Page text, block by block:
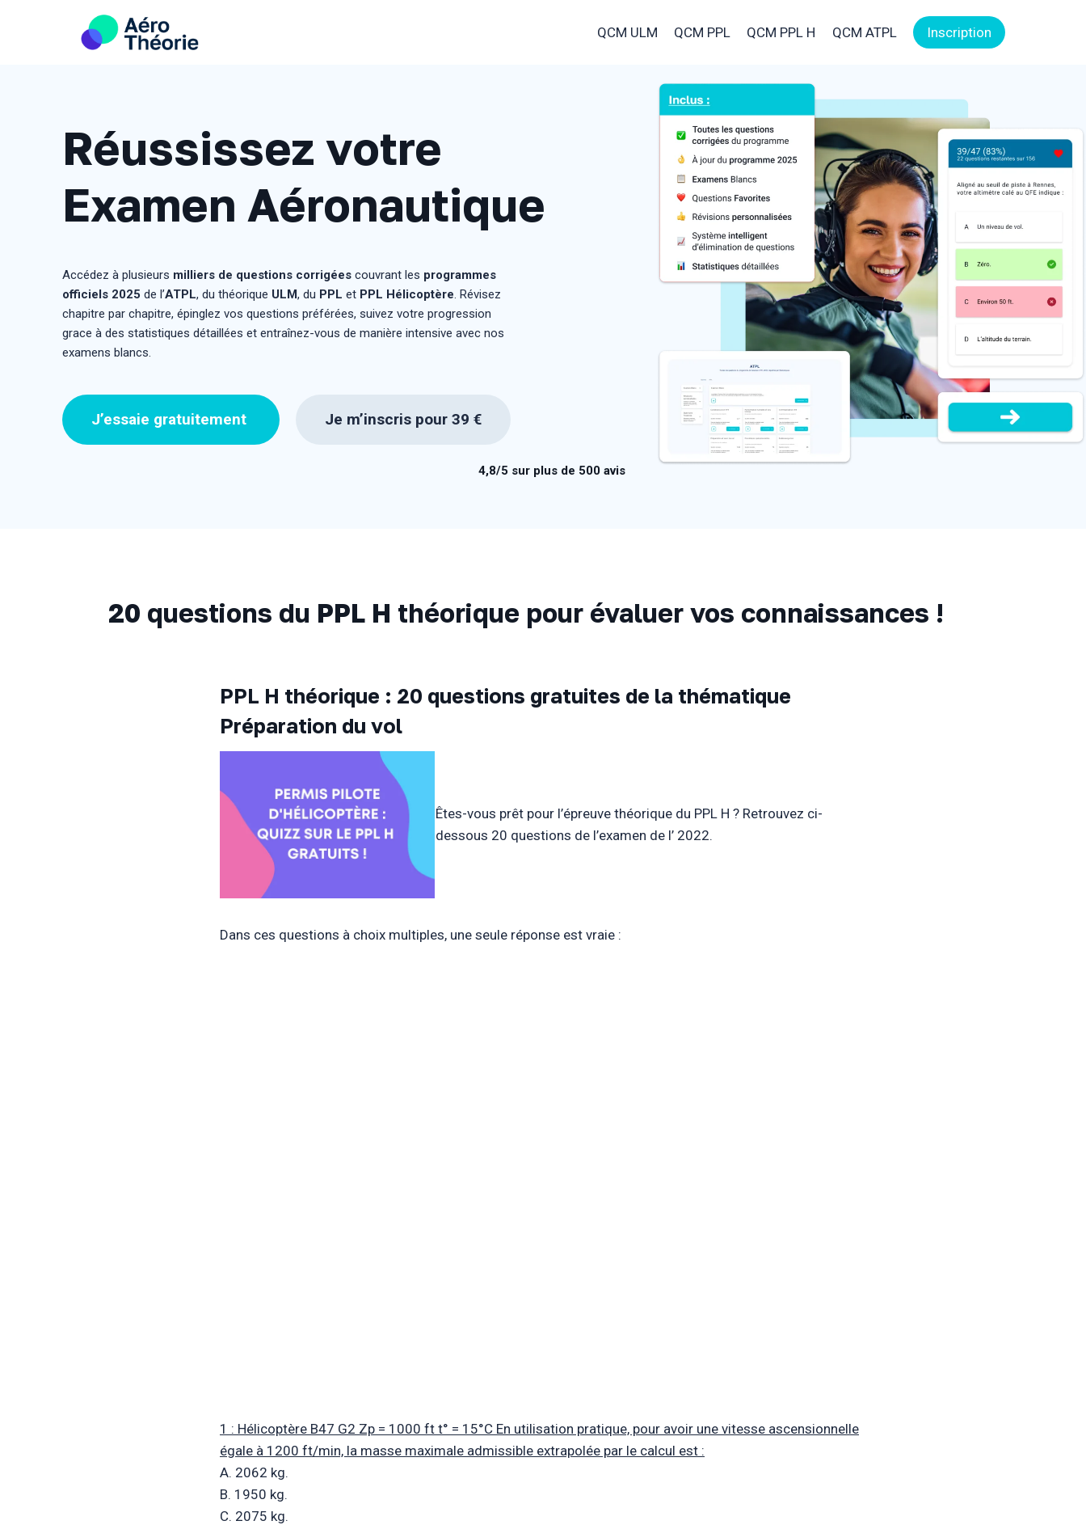
QCM ULM QCM PPL QCM PPL H QCM ATPL Inscription
Réussissez votre
Examen Aéronautique
Accédez à plusieurs milliers de questions corrigées couvrant les programmes
officiels 2025 de l’ATPL, du théorique ULM, du PPL et PPL Hélicoptère. Révisez
chapitre par chapitre, épinglez vos questions préférées, suivez votre progression
grace à des statistiques détaillées et entraînez-vous de manière intensive avec nos
examens blancs.
J’essaie gratuitement Je m’inscris pour 39 €
4,8/5 sur plus de 500 avis
20 questions du PPL H théorique pour évaluer vos connaissances !
PPL H théorique : 20 questions gratuites de la thématique
Préparation du vol
Êtes-vous prêt pour l’épreuve théorique du PPL H ? Retrouvez ci-
dessous 20 questions de l’examen de l’ 2022.
Dans ces questions à choix multiples, une seule réponse est vraie :
1 : Hélicoptère B47 G2 Zp = 1000 ft t° = 15°C En utilisation pratique, pour avoir une vitesse ascensionnelle
égale à 1200 ft/min, la masse maximale admissible extrapolée par le calcul est :
A. 2062 kg.
B. 1950 kg.
C. 2075 kg.